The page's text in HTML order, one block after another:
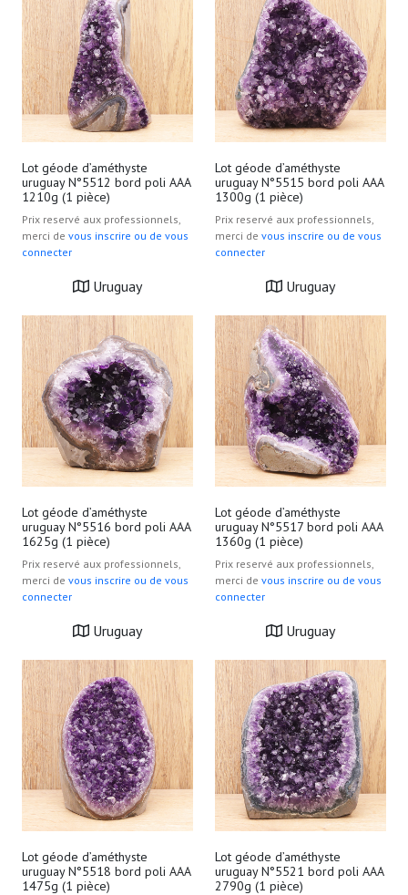
Lot géode d’améthyste
uruguay N°5512 bord poli AAA
1210g (1 pièce)
Prix reservé aux professionnels,
merci de vous inscrire ou de vous
connecter
Uruguay
Lot géode d’améthyste
uruguay N°5515 bord poli AAA
1300g (1 pièce)
Prix reservé aux professionnels,
merci de vous inscrire ou de vous
connecter
Uruguay
Lot géode d’améthyste
uruguay N°5516 bord poli AAA
1625g (1 pièce)
Prix reservé aux professionnels,
merci de vous inscrire ou de vous
connecter
Uruguay
Lot géode d’améthyste
uruguay N°5517 bord poli AAA
1360g (1 pièce)
Prix reservé aux professionnels,
merci de vous inscrire ou de vous
connecter
Uruguay
Lot géode d’améthyste
uruguay N°5518 bord poli AAA
1475g (1 pièce)
Lot géode d’améthyste
uruguay N°5521 bord poli AAA
2790g (1 pièce)